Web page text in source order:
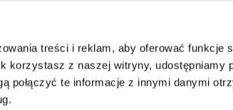
treści i reklam, aby oferować funkcje
korzystasz z naszej witryny, udostępniamy
połączyć te informacje z innymi danymi
90 wynoszą 510 x 50 mm